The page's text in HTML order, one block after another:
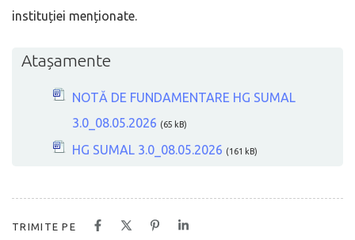
instituției menționate.
Atașamente
NOTĂ DE FUNDAMENTARE HG SUMAL
3.0_08.05.2026 (65 kB)
HG SUMAL 3.0_08.05.2026 (161 kB)
TRIMITE PE